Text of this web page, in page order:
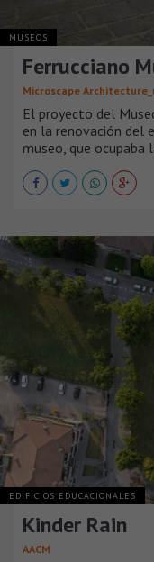
MUSEOS
Ferrucciano
Microscape
El proyecto del
en la renovación del
museo, que ocupaba
EDIFICIOS EDUCACIONALES
Kinder Rain
AACM